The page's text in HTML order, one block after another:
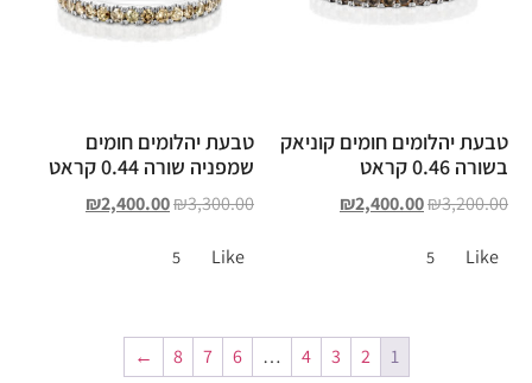
טבעת יהלומים חומים קוניאק
בשורה 0.46 קראט
₪3,200.00
₪2,400.00
Like
5
טבעת יהלומים חומים
שמפניה שורה 0.44 קראט
₪3,300.00
₪2,400.00
Like
5
1
2
3
4
…
6
7
8
←